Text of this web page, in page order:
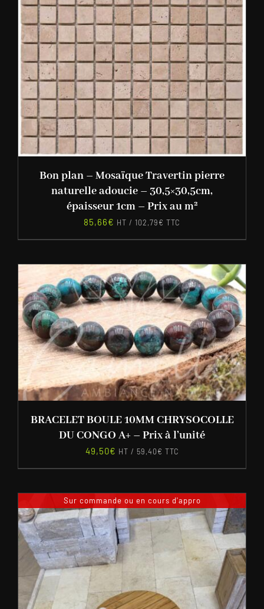
Bon plan – Mosaïque Travertin pierre
naturelle adoucie – 30,5×30,5cm,
épaisseur 1cm – Prix au m²
85,66€ HT / 102,79€ TTC
BRACELET BOULE 10MM CHRYSOCOLLE
DU CONGO A+ – Prix à l’unité
49,50€ HT / 59,40€ TTC
Sur commande ou en cours d'appro